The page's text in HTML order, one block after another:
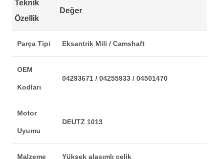
Teknik
Özellik
Değer
Parça Tipi Eksantrik Mili / Camshaft
OEM
Kodları
04293671 / 04255933 / 04501470
Motor
Uyumu
DEUTZ 1013
Malzeme Yüksek alaşımlı çelik